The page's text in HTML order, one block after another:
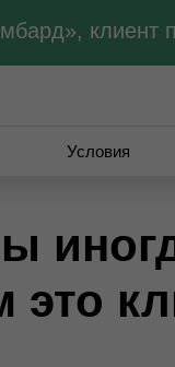
клиент
Условия
это